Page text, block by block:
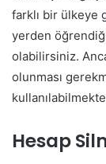
farklı bir ülkeye
yerden
olabilirsiniz.
olunması
Hesap